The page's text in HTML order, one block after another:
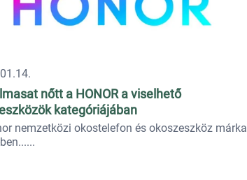
nőtt a HONOR a viselhető
kategóriájában
nemzetközi okostelefon és okoszeszköz márka